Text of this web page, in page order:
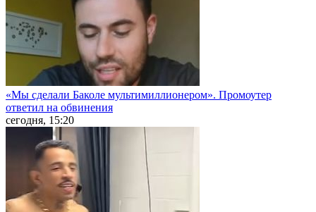
«Мы сделали Баколе мультимиллионером». Промоутер
ответил на обвинения
сегодня, 15:20